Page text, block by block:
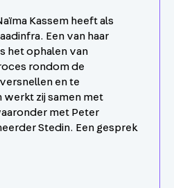
Kassem heeft als
Een van haar
het ophalen van
rondom de
en te
werkt zij samen met
met Peter
Stedin. Een gesprek